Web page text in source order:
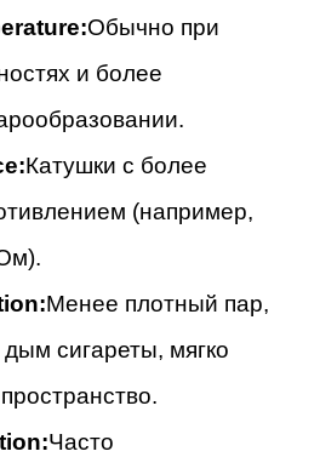
Обычно при
и более
Катушки с более
(например,
Менее плотный пар,
сигареты, мягко
Часто